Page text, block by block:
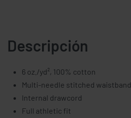
Descripción
6 oz./yd², 100% cotton
Multi-needle stitched waistband
Internal drawcord
Full athletic fit